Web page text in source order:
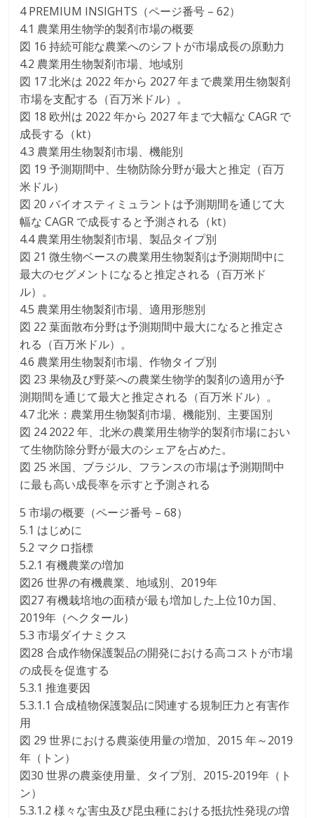
4 PREMIUM INSIGHTS（ページ番号 – 62）
4.1 農業用生物学的製剤市場の概要
図 16 持続可能な農業へのシフトが市場成長の原動力
4.2 農業用生物製剤市場、地域別
図 17 北米は 2022 年から 2027 年まで農業用生物製剤
市場を支配する（百万米ドル）。
図 18 欧州は 2022 年から 2027 年まで大幅な CAGR で
成長する（kt）
4.3 農業用生物製剤市場、機能別
図 19 予測期間中、生物防除分野が最大と推定（百万
米ドル）
図 20 バイオスティミュラントは予測期間を通じて大
幅な CAGR で成長すると予測される（kt）
4.4 農業用生物製剤市場、製品タイプ別
図 21 微生物ベースの農業用生物製剤は予測期間中に
最大のセグメントになると推定される（百万米ド
ル）。
4.5 農業用生物製剤市場、適用形態別
図 22 葉面散布分野は予測期間中最大になると推定さ
れる（百万米ドル）。
4.6 農業用生物製剤市場、作物タイプ別
図 23 果物及び野菜への農業生物学的製剤の適用が予
測期間を通じて最大と推定される（百万米ドル）。
4.7 北米：農業用生物製剤市場、機能別、主要国別
図 24 2022 年、北米の農業用生物学的製剤市場におい
て生物防除分野が最大のシェアを占めた。
図 25 米国、ブラジル、フランスの市場は予測期間中
に最も高い成長率を示すと予測される
5 市場の概要（ページ番号 – 68）
5.1 はじめに
5.2 マクロ指標
5.2.1 有機農業の増加
図26 世界の有機農業、地域別、2019年
図27 有機栽培地の面積が最も増加した上位10カ国、
2019年（ヘクタール）
5.3 市場ダイナミクス
図28 合成作物保護製品の開発における高コストが市場
の成長を促進する
5.3.1 推進要因
5.3.1.1 合成植物保護製品に関連する規制圧力と有害作
用
図 29 世界における農薬使用量の増加、2015 年～2019
年（トン）
図30 世界の農薬使用量、タイプ別、2015-2019年（ト
ン）
5.3.1.2 様々な害虫及び昆虫種における抵抗性発現の増